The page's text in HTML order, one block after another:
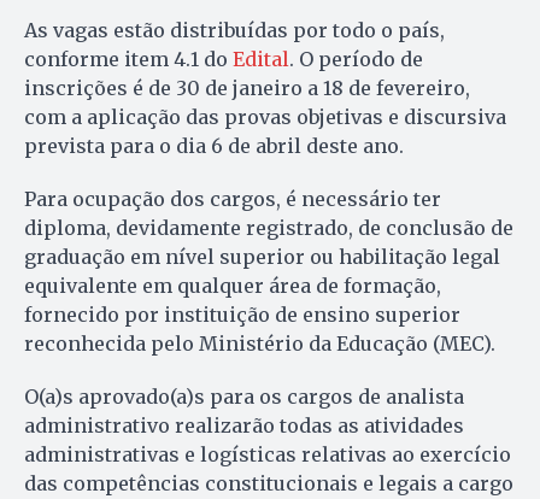
As vagas estão distribuídas por todo o país,
conforme item 4.1 do Edital. O período de
inscrições é de 30 de janeiro a 18 de fevereiro,
com a aplicação das provas objetivas e discursiva
prevista para o dia 6 de abril deste ano.
Para ocupação dos cargos, é necessário ter
diploma, devidamente registrado, de conclusão de
graduação em nível superior ou habilitação legal
equivalente em qualquer área de formação,
fornecido por instituição de ensino superior
reconhecida pelo Ministério da Educação (MEC).
O(a)s aprovado(a)s para os cargos de analista
administrativo realizarão todas as atividades
administrativas e logísticas relativas ao exercício
das competências constitucionais e legais a cargo